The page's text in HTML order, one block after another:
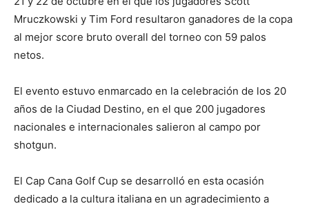
Mruczkowski y Tim Ford resultaron ganadores de la copa
al mejor score bruto overall del torneo con 59 palos
netos.
El evento estuvo enmarcado en la celebración de los 20
años de la Ciudad Destino, en el que 200 jugadores
nacionales e internacionales salieron al campo por
shotgun.
El Cap Cana Golf Cup se desarrolló en esta ocasión
dedicado a la cultura italiana en un agradecimiento a